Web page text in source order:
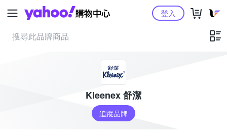
Yahoo購物中心登入
Kleenex 舒潔
追蹤品牌